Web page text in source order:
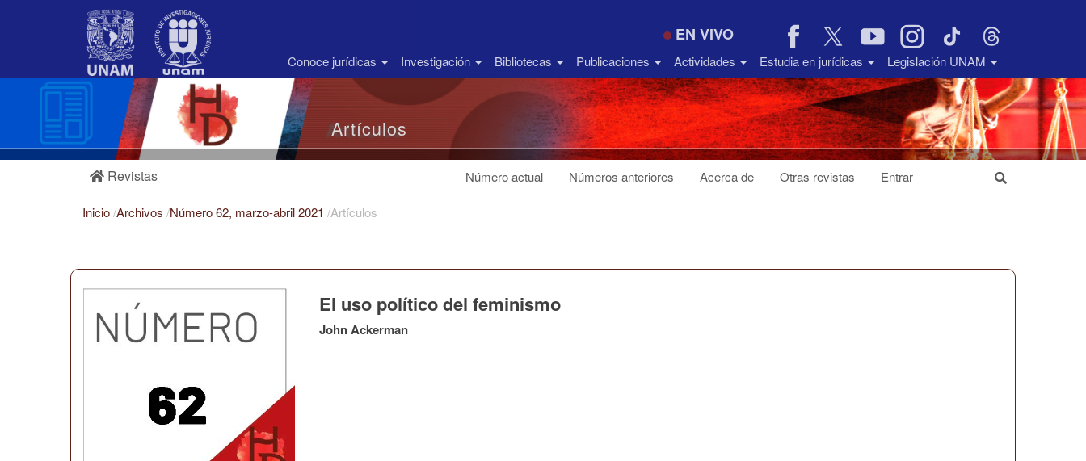
Barra
EN VIVO
Conoce jurídicas Investigación Bibliotecas Publicaciones Actividades Estudia en jurídicas Legislación UNAM
Artículos
Revistas Número actual Números anteriores Acerca de Otras revistas Entrar
Inicio/Archivos /Número 62, marzo-abril 2021 /Artículos
El uso político del feminismo
John Ackerman